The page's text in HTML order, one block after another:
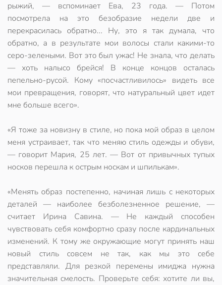
рыжий, — вспоминает Ева, 23 года. — Потом
посмотрела на это безобразие недели две и
перекрасилась обратно... Ну, это я так думала, что
обратно, а в результате мои волосы стали какими-то
серо-зелеными. Вот это был ужас! Не знала, что делать
— хоть налысо брейся! В конце концов осталась
пепельно-русой. Кому «посчастливилось» видеть все
мои превращения, говорят, что натуральный цвет идет
мне больше всего».
«Я тоже за новизну в стиле, но пока мой образ в целом
меня устраивает, так что меняю стиль одежды и обуви,
— говорит Мария, 25 лет. — Вот от привычных тупых
носков перешла к острым носкам и шпилькам».
«Менять образ постепенно, начиная лишь с некоторых
деталей — наиболее безболезненное решение, —
считает Ирина Савина. — Не каждый способен
чувствовать себя комфортно сразу после кардинальных
изменений. К тому же окружающие могут принять наш
новый стиль совсем не так, как мы это себе
представляли. Для резкой перемены имиджа нужна
значительная смелость. Проверьте себя: хотите ли вы,